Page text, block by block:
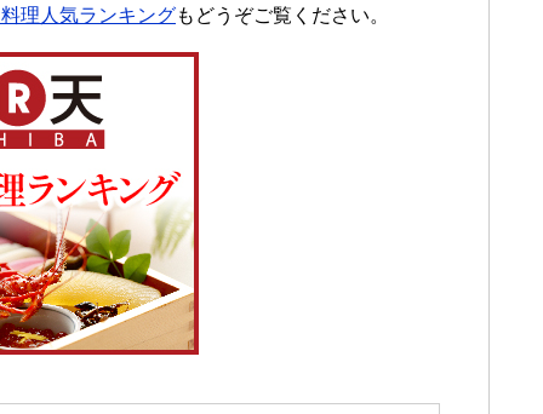
理人気ランキングもどうぞご覧ください。